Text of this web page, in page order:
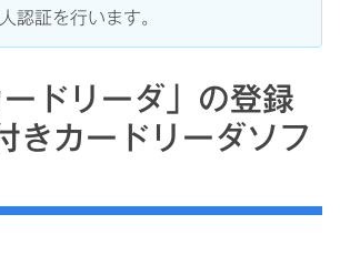
認証を行います。
ードリーダ」の登録
きカードリーダソフ